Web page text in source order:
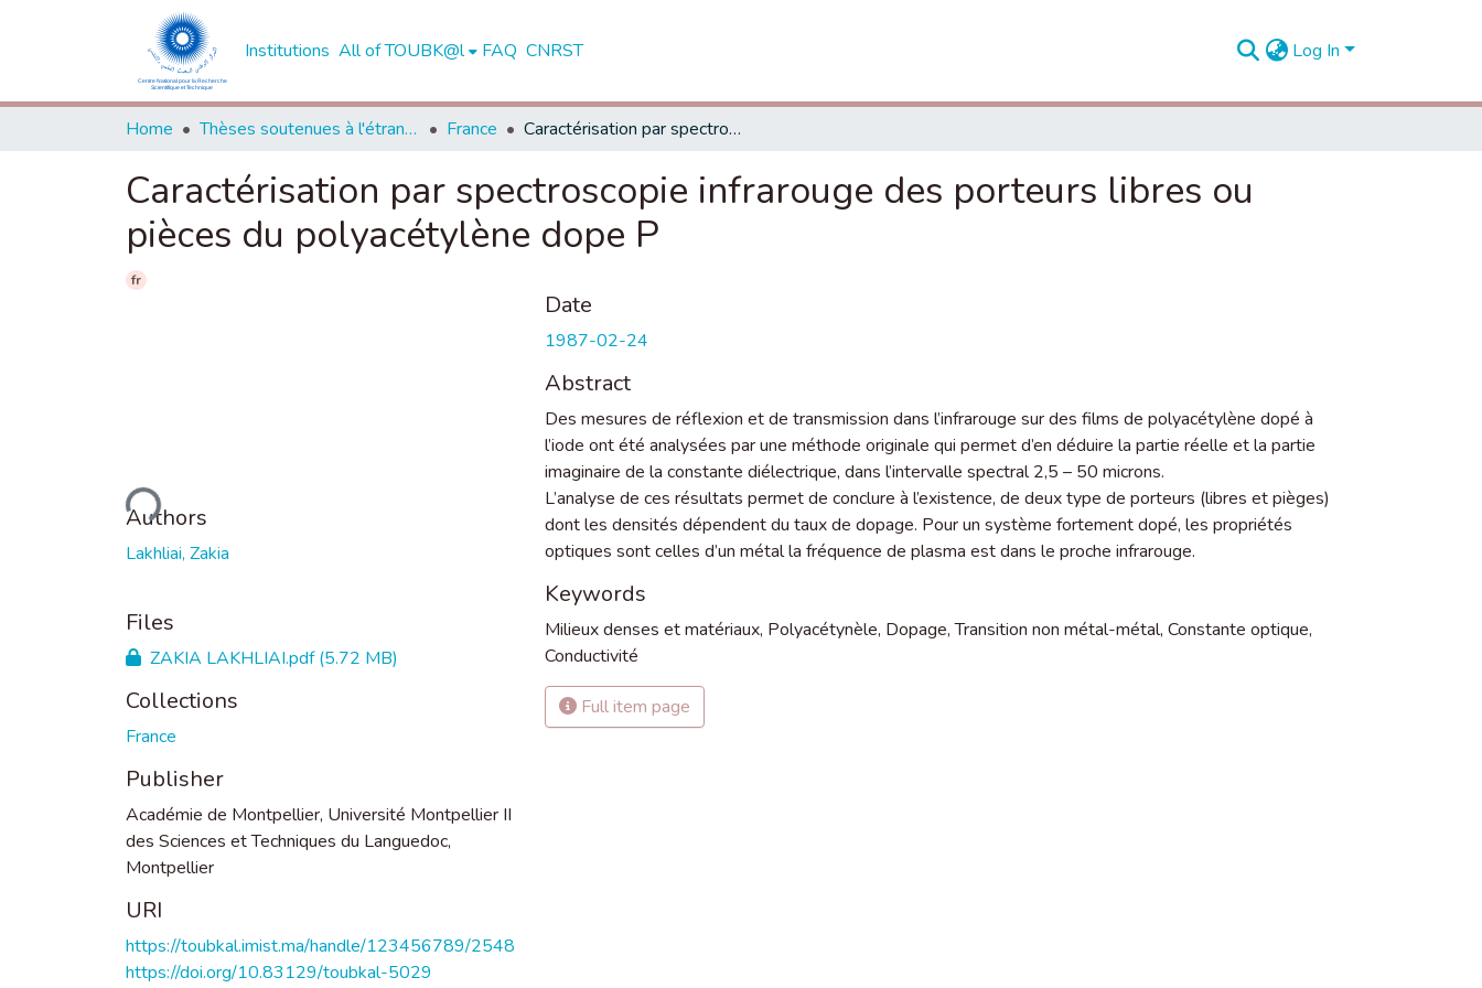
Institutions All of TOUBK@l FAQ CNRST Log In
Home Thèses soutenues à l'étranger France Caractérisation par spectroscopie infrarouge des porteurs libres ou pièces du polyacétylène dope P
Caractérisation par spectroscopie infrarouge des porteurs libres ou
pièces du polyacétylène dope P
fr
Loading...
Authors
Lakhliai, Zakia
Files
ZAKIA LAKHLIAI.pdf(5.72 MB)
Collections
France
Publisher
Académie de Montpellier, Université Montpellier II
des Sciences et Techniques du Languedoc,
Montpellier
URI
https://toubkal.imist.ma/handle/123456789/2548
https://doi.org/10.83129/toubkal-5029
Date
1987-02-24
Abstract
Des mesures de réflexion et de transmission dans l’infrarouge sur des films de polyacétylène dopé à
l’iode ont été analysées par une méthode originale qui permet d’en déduire la partie réelle et la partie
imaginaire de la constante diélectrique, dans l’intervalle spectral 2,5 – 50 microns.
L’analyse de ces résultats permet de conclure à l’existence, de deux type de porteurs (libres et pièges)
dont les densités dépendent du taux de dopage. Pour un système fortement dopé, les propriétés
optiques sont celles d’un métal la fréquence de plasma est dans le proche infrarouge.
Keywords
Milieux denses et matériaux, Polyacétynèle, Dopage,Transition non métal-métal, Constante optique,
Conductivité
Full item page